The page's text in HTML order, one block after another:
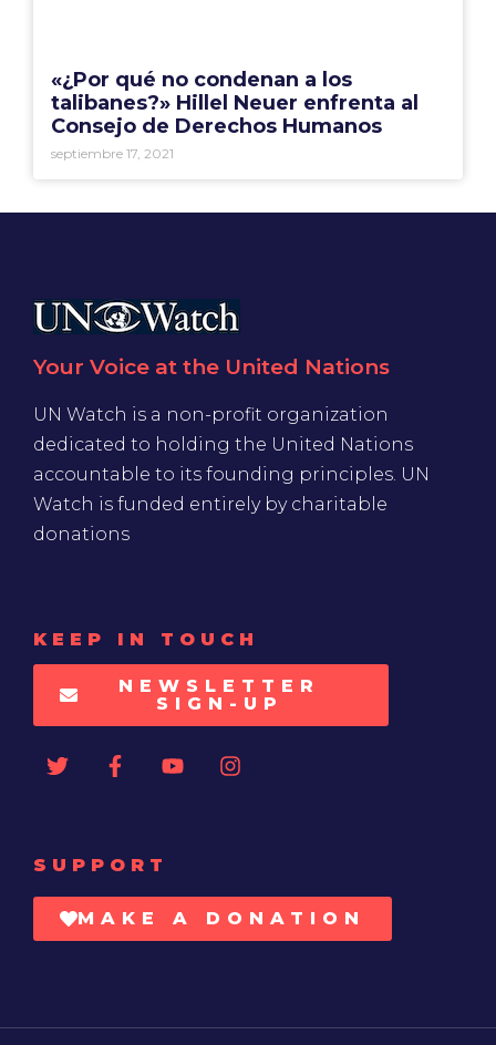
«¿Por qué no condenan a los
talibanes?» Hillel Neuer enfrenta al
Consejo de Derechos Humanos
septiembre 17, 2021
Your Voice at the United Nations
UN Watch is a non-profit organization
dedicated to holding the United Nations
accountable to its founding principles. UN
Watch is funded entirely by charitable
donations
KEEP IN TOUCH
NEWSLETTER
SIGN-UP
SUPPORT
MAKE A DONATION